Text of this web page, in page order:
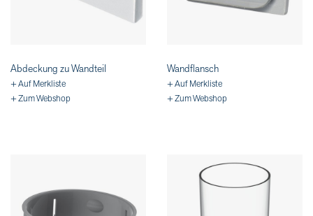
Abdeckung zu Wandteil
+ Auf Merkliste
+ Zum Webshop
Wandflansch
+ Auf Merkliste
+ Zum Webshop